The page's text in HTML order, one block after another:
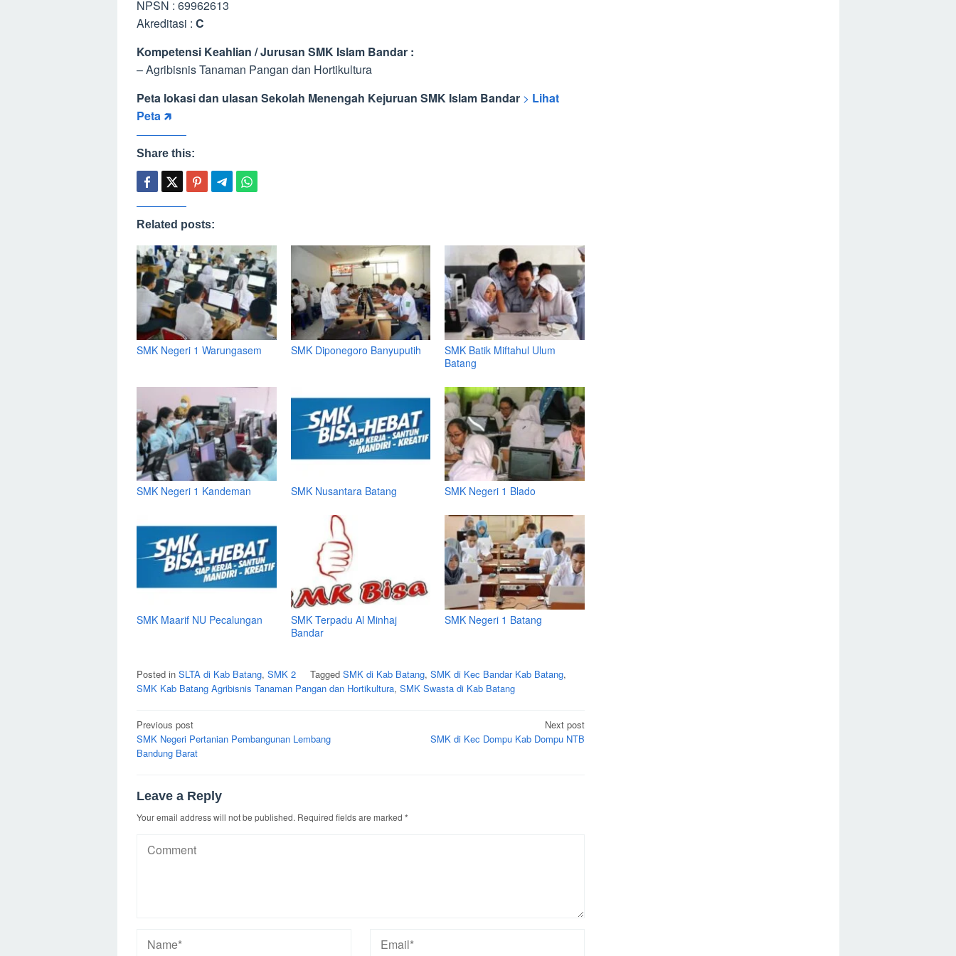
NPSN : 69962613
Akreditasi : C
Kompetensi Keahlian / Jurusan SMK Islam Bandar :
– Agribisnis Tanaman Pangan dan Hortikultura
Peta lokasi dan ulasan Sekolah Menengah Kejuruan SMK Islam Bandar > Lihat
Peta 🡵
Share this:
Related posts:
SMK Negeri 1 Warungasem SMK Diponegoro Banyuputih
SMK Batik Miftahul Ulum
Batang
SMK Negeri 1 Kandeman SMK Nusantara Batang SMK Negeri 1 Blado
SMK Maarif NU Pecalungan
SMK Terpadu Al Minhaj
Bandar
SMK Negeri 1 Batang
Posted in SLTA di Kab Batang, SMK 2 Tagged SMK di Kab Batang, SMK di Kec Bandar Kab Batang,
SMK Kab Batang Agribisnis Tanaman Pangan dan Hortikultura, SMK Swasta di Kab Batang
Post
navigation
Previous post
SMK Negeri Pertanian Pembangunan Lembang
Bandung Barat
Next post
SMK di Kec Dompu Kab Dompu NTB
Leave a Reply
Your email address will not be published. Required fields are marked *